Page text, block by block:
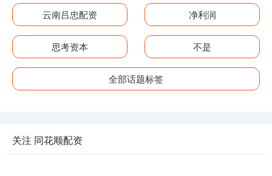
云南吕忠配资 净利润
思考资本 不是
全部话题标签
关注 同花顺配资